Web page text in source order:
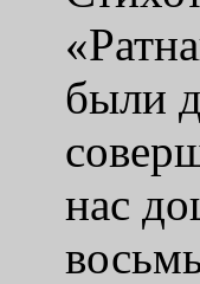
были
нас